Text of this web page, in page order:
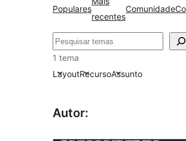
Populares
recentes
Comunidade
Pesquisar
1 tema
LayoutRecursoAssunto
Autor: